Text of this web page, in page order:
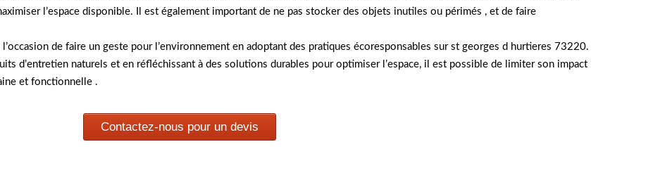
l’espace disponible. Il est également important de ne pas stocker des objets inutiles ou périmés , et de faire
de faire un geste pour l’environnement en adoptant des pratiques écoresponsables sur st georges d hurtieres 73220.
d’entretien naturels et en réfléchissant à des solutions durables pour optimiser l’espace, il est possible de limiter son impact
et fonctionnelle .
Contactez-nous pour un devis